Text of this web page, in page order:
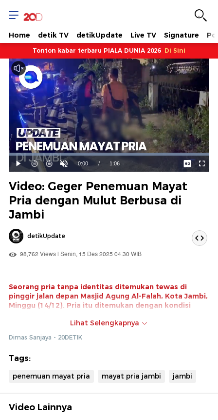
Home detik TV detikUpdate Live TV Signature
Tonton kabar terbaru PIALA DUNIA 2026 Di Sini
Mainkan
Suara
Hidup
Waktu
ini
0:00 / Durasi
1:06
Dimuat:
100.00%
Video: Geger Penemuan Mayat
Pria dengan Mulut Berbusa di
Jambi
detikUpdate
98,762 Views | Senin, 15 Des 2025 04:30 WIB
Seorang pria tanpa identitas ditemukan tewas di
pinggir jalan depan Masjid Agung Al-Falah, Kota Jambi,
Minggu (14/12). Pria itu ditemukan dengan kondisi
22.30 WIB. Polisi masih mengidentifikasi dan menyelidiki
Lihat Selengkapnya
Dimas Sanjaya - 20DETIK
Tags:
penemuan mayat pria mayat pria jambi jambi
Video Lainnya